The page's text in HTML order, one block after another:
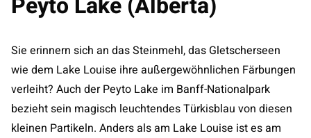
Sie erinnern sich an das Steinmehl, das Gletscherseen
wie dem Lake Louise ihre außergewöhnlichen Färbungen
verleiht? Auch der Peyto Lake im Banff-Nationalpark
bezieht sein magisch leuchtendes Türkisblau von diesen
kleinen Partikeln. Anders als am Lake Louise ist es am